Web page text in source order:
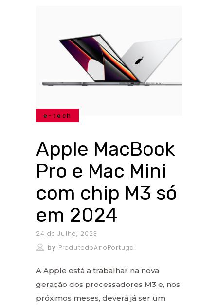
e-tech
Apple MacBook
Pro e Mac Mini
com chip M3 só
em 2024
24 de Julho, 2023
by ProdutodoAnoPortugal
A Apple está a trabalhar na nova
geração dos processadores M3 e, nos
próximos meses, deverá já ser um